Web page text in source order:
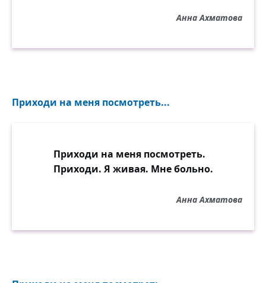
Анна Ахматова
Приходи на меня посмотреть...
Приходи на меня посмотреть.
Приходи. Я живая. Мне больно.
Анна Ахматова